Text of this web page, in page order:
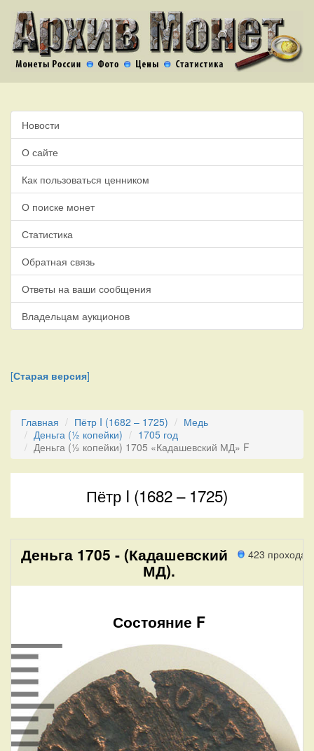
Новости
О сайте
Как пользоваться ценником
О поиске монет
Статистика
Обратная связь
Ответы на ваши сообщения
Владельцам аукционов
[Старая версия]
Главная Пётр I (1682 – 1725)
Медь
Деньга (½ копейки)
1705 год
Деньга (½ копейки) 1705 «Кадашевский МД» F
Пётр I (1682 – 1725)
423 прохода
Деньга 1705 - (Кадашевский
МД).
Состояние F